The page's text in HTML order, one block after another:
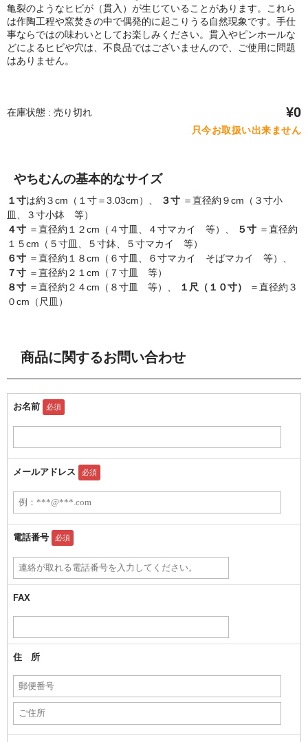
亀裂のようなヒビが（貫入）が生じていることがあります。これら
は作陶工程や窯焚きの中で偶発的に起こりうる自然現象です。手仕
事ならではの味わいとしてお楽しみください。貫入やピンホールな
どによるヒビや穴は、不良品ではございませんので、ご使用に問題
はありません。
在庫状態 : 売り切れ ¥0
只今お取扱い出来ません
やちむんの基本的なサイズ
１寸は約３cm（１寸＝3.03cm）、 ３寸 ＝直径約９cm（３寸小
皿、３寸小鉢 等）
４寸 ＝直径約１２cm（４寸皿、４寸マカイ 等）、 ５寸 ＝直径約
１５cm（５寸皿、５寸鉢、５寸マカイ 等）
６寸 ＝直径約１８cm（６寸皿、６寸マカイ そばマカイ 等）、
７寸 ＝直径約２１cm（７寸皿 等）
８寸 ＝直径約２４cm（８寸皿 等）、 １尺（１０寸）
＝直径約３
０cm（尺皿）
商品に関するお問い合わせ
お名前 必須
メールアドレス 必須
電話番号 必須
FAX
住 所